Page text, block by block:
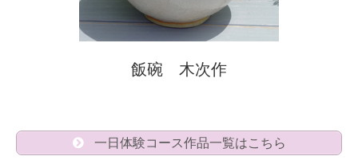
飯碗 木次作
一日体験コース作品一覧はこちら